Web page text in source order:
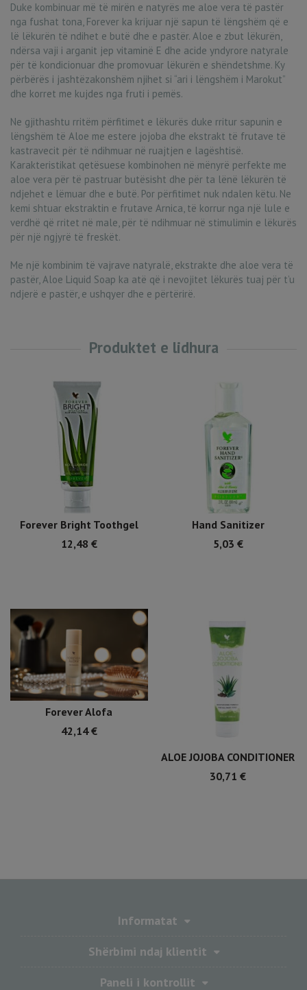
Duke kombinuar më të mirën e natyrës me aloe vera të pastër
nga fushat tona, Forever ka krijuar një sapun të lëngshëm që e
lë lëkurën të ndihet e butë dhe e pastër. Aloe e zbut lëkurën,
ndërsa vaji i arganit jep vitaminë E dhe acide yndyrore natyrale
për të kondicionuar dhe promovuar lëkurën e shëndetshme. Ky
përbërës i jashtëzakonshëm njihet si “ari i lëngshëm i Marokut”
dhe korret me kujdes nga fruti i pemës.
Ne gjithashtu rritëm përfitimet e lëkurës duke rritur sapunin e
lëngshëm të Aloe me estere jojoba dhe ekstrakt të frutave të
kastravecit për të ndihmuar në ruajtjen e lagështisë.
Karakteristikat qetësuese kombinohen në mënyrë perfekte me
aloe vera për të pastruar butësisht dhe për ta lënë lëkurën të
ndjehet e lëmuar dhe e butë. Por përfitimet nuk ndalen këtu. Ne
kemi shtuar ekstraktin e frutave Arnica, të korrur nga një lule e
verdhë që rritet në male, për të ndihmuar në stimulimin e lëkurës
për një ngjyrë të freskët.
Me një kombinim të vajrave natyralë, ekstrakte dhe aloe vera të
pastër, Aloe Liquid Soap ka atë që i nevojitet lëkurës tuaj për t’u
ndjerë e pastër, e ushqyer dhe e përtërirë.
Produktet e lidhura
Forever Bright Toothgel
12,48 €
Hand Sanitizer
5,03 €
Forever Alofa
42,14€
ALOE JOJOBA CONDITIONER
30,71€
Informatat
Shërbimi ndaj klientit
Paneli i kontrollit